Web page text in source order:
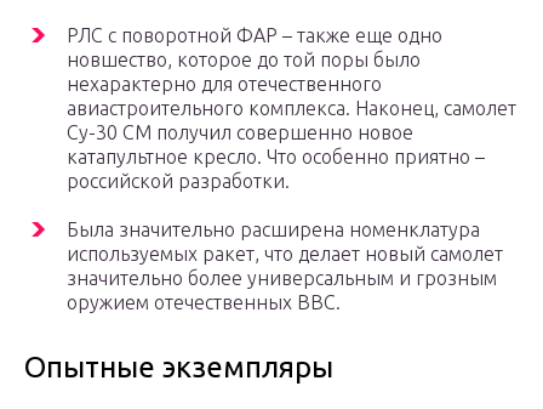
РЛС с поворотной ФАР – также еще одно
новшество, которое до той поры было
нехарактерно для отечественного
авиастроительного комплекса. Наконец, самолет
Су-30 СМ получил совершенно новое
катапультное кресло. Что особенно приятно –
российской разработки.
Была значительно расширена номенклатура
используемых ракет, что делает новый самолет
значительно более универсальным и грозным
оружием отечественных ВВС.
Опытные экземпляры